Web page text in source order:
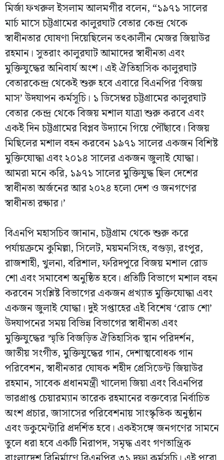
মির্জা ফখরুল ইসলাম আলমগীর বলেন, “১৯৭১ সালের
মার্চ মাসে চট্টগ্রামের কালুরঘাট বেতার কেন্দ্র থেকে
স্বাধীনতার ঘোষণা দিয়েছিলেন তৎকালীন মেজর জিয়াউর
রহমান। সুতরাং কালুরঘাট আমাদের স্বাধীনতা এবং
মুক্তিযুদ্ধের অনিবার্য অংশ। এই ঐতিহাসিক কালুরঘাট
বেতারকেন্দ্র থেকেই শুরু হবে এবারে বিএনপির ‘বিজয়
মাস’ উদযাপন কর্মসূচি। ১ ডিসেম্বর চট্টগ্রামের কালুরঘাট
বেতার কেন্দ্র থেকে বিজয় মশাল যাত্রা শুরু করবে এবং
একই দিন চট্টগ্রামের বিপ্লব উদ্যানে গিয়ে পৌঁছাবে। বিজয়
মিছিলের মশাল বহন করবেন ১৯৭১ সালের একজন বিশিষ্ট
মুক্তিযোদ্ধা এবং ২০১৪ সালের একজন জুলাই যোদ্ধা।
আমরা মনে করি, ১৯৭১ সালের মুক্তিযুদ্ধ ছিল দেশের
স্বাধীনতা অর্জনের আর ২০২৪ হলো দেশ ও জনগণের
স্বাধীনতা রক্ষার।’
বিএনপি মহাসচিব জানান, চট্টগ্রাম থেকে শুরু করে
পর্যায়ক্রমে কুমিল্লা, সিলেট, ময়মনসিংহ, বগুড়া, রংপুর,
রাজশাহী, খুলনা, বরিশাল, ফরিদপুরে বিজয় মশাল রোড
শো এবং সমাবেশ অনুষ্ঠিত হবে। প্রতিটি বিভাগে মশাল বহন
করবেন সংশ্লিষ্ট বিভাগের একজন প্রখ্যাত মুক্তিযোদ্ধা এবং
একজন জুলাই যোদ্ধা। দুই সপ্তাহের এই বিশেষ ‘রোড শো’
উদযাপনের সময় বিভিন্ন বিভাগের স্বাধীনতা এবং
মুক্তিযুদ্ধের স্মৃতি বিজড়িত ঐতিহাসিক স্থান পরিদর্শন,
জাতীয় সংগীত, মুক্তিযুদ্ধের গান, দেশাত্মবোধক গান
পরিবেশন, স্বাধীনতার ঘোষক শহীদ প্রেসিডেন্ট জিয়াউর
রহমান, সাবেক প্রধানমন্ত্রী খালেদা জিয়া এবং বিএনপির
ভারপ্রাপ্ত চেয়ারম্যান তারেক রহমানের বক্তব্যের নির্বাচিত
অংশ প্রচার, জাসাসের পরিবেশনায় সাংস্কৃতিক অনুষ্ঠান
এবং ডকুমেন্টারি প্রদর্শিত হবে। একইসঙ্গে জনগণের সামনে
তুলে ধরা হবে একটি নিরাপদ, সমৃদ্ধ এবং গণতান্ত্রিক